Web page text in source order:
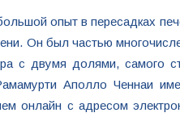
опыт в пересадках
Он был частью
с двумя долями, самого
Аполло Ченнаи
онлайн с адресом